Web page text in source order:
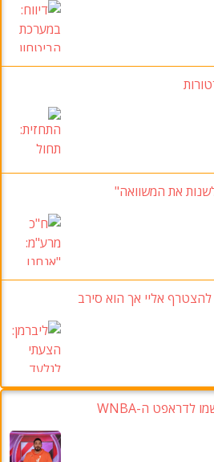
את המשוואה"
אליי אך הוא סירב